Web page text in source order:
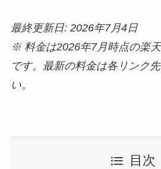
最終更新日: 2026年7月4日
※ 料金は2026年7月時点の楽
です。最新の料金は各リンク
い。
目次